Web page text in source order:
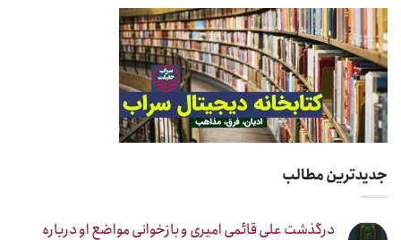
جدیدترین مطالب
درگذشت علی قائمی امیری و بازخوانی مواضع او درباره